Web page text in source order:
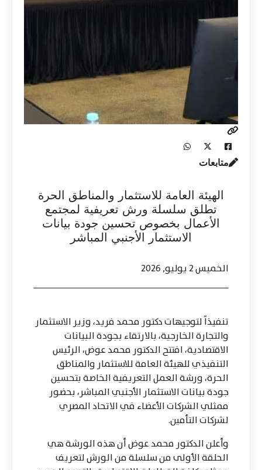
متابعات
الهيئة العامة للاستثمار والمناطق الحرة
تطلق سلسلة ورش تعريفية لمجتمع
الأعمال بخصوص تحسين جودة بيانات
الاستثمار الأجنبي المباشر
الخميس 2 يوليو, 2026
تنفيذاً لتوجيهات دكتور محمد فريد، وزير الاستثمار
والتجارة الخارجية، بالارتقاء بجودة البيانات
الاقتصادية، افتتح الدكتور محمد عوض، الرئيس
التنفيذي للهيئة العامة للاستثمار والمناطق
الحرة، ورشة العمل التعريفية الخاصة بتحسين
جودة بيانات الاستثمار الأجنبي المباشر، بحضور
ممثلي الشركات الأعضاء في الاتحاد المصري
لشركات التأمين.
وأعلن الدكتور محمد عوض أن هذه الورشة هي
الحلقة الأولى من سلسلة من الورش لتعريف